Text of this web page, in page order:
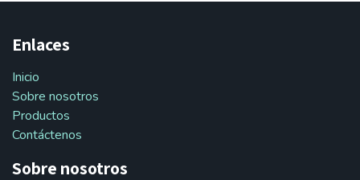
Enlaces
Inicio
Sobre nosotros
Productos
Contáctenos
Sobre nosotros